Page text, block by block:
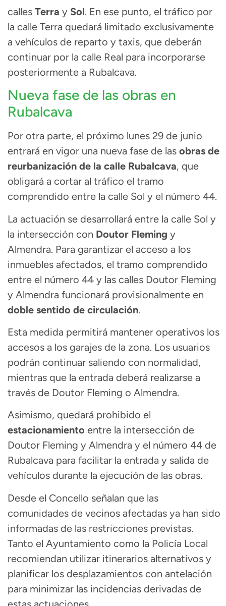
calles Terra y Sol. En ese punto, el tráfico por
la calle Terra quedará limitado exclusivamente
a vehículos de reparto y taxis, que deberán
continuar por la calle Real para incorporarse
posteriormente a Rubalcava.
Nueva fase de las obras en
Rubalcava
Por otra parte, el próximo lunes 29 de junio
entrará en vigor una nueva fase de las obras de
reurbanización de la calle Rubalcava, que
obligará a cortar al tráfico el tramo
comprendido entre la calle Sol y el número 44.
La actuación se desarrollará entre la calle Sol y
la intersección con Doutor Fleming y
Almendra. Para garantizar el acceso a los
inmuebles afectados, el tramo comprendido
entre el número 44 y las calles Doutor Fleming
y Almendra funcionará provisionalmente en
doble sentido de circulación.
Esta medida permitirá mantener operativos los
accesos a los garajes de la zona. Los usuarios
podrán continuar saliendo con normalidad,
mientras que la entrada deberá realizarse a
través de Doutor Fleming o Almendra.
Asimismo, quedará prohibido el
estacionamiento entre la intersección de
Doutor Fleming y Almendra y el número 44 de
Rubalcava para facilitar la entrada y salida de
vehículos durante la ejecución de las obras.
Desde el Concello señalan que las
comunidades de vecinos afectadas ya han sido
informadas de las restricciones previstas.
Tanto el Ayuntamiento como la Policía Local
recomiendan utilizar itinerarios alternativos y
planificar los desplazamientos con antelación
para minimizar las incidencias derivadas de